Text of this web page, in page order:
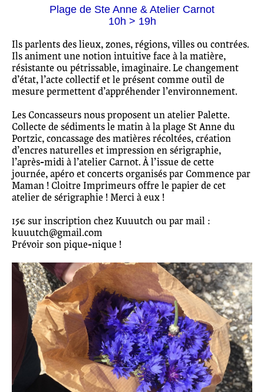
Plage de Ste Anne & Atelier Carnot
10h > 19h
Ils parlents des lieux, zones, régions, villes ou contrées.
Ils animent une notion intuitive face à la matière,
résistante ou pétrissable, imaginaire. Le changement
d’état, l’acte collectif et le présent comme outil de
mesure permettent d’appréhender l’environnement.
Les Concasseurs nous proposent un atelier Palette.
Collecte de sédiments le matin à la plage St Anne du
Portzic, concassage des matières récoltées, création
d’encres naturelles et impression en sérigraphie,
l’après-midi à l’atelier Carnot. À l’issue de cette
journée, apéro et concerts organisés par Commence par
Maman ! Cloitre Imprimeurs offre le papier de cet
atelier de sérigraphie ! Merci à eux !
15€ sur inscription chez Kuuutch ou par mail :
kuuutch@gmail.com
Prévoir son pique-nique !